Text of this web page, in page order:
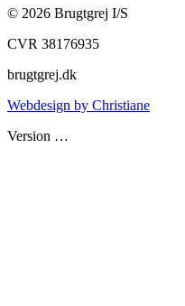
© 2026 Brugtgrej I/S
CVR 38176935
brugtgrej.dk
Webdesign by Christiane
Version …